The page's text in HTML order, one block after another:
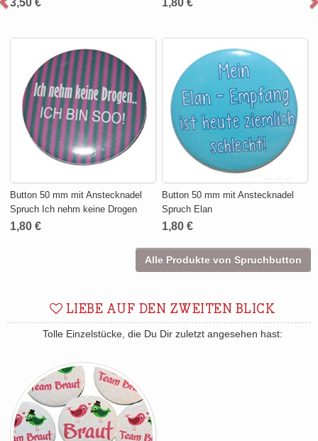
3,50 € 1,80 €
Button 50 mm mit Anstecknadel
Spruch Ich nehm keine Drogen
1,80 €
Button 50 mm mit Anstecknadel
Spruch Elan
1,80 €
Alle Produkte von Spruchbutton
LIEBE AUF DEN ZWEITEN BLICK
Tolle Einzelstücke, die Du Dir zuletzt angesehen hast: